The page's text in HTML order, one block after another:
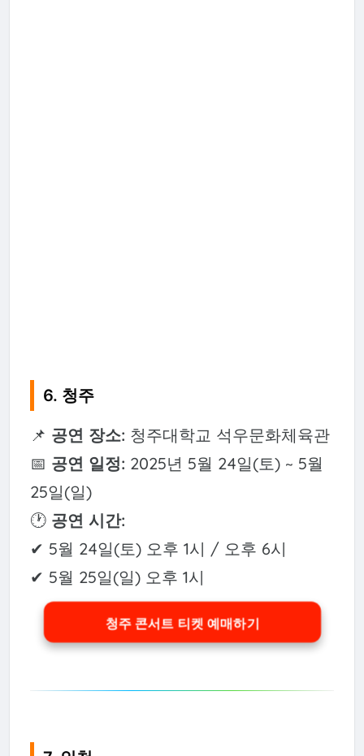
6. 청주
📌 공연 장소: 청주대학교 석우문화체육관
📅 공연 일정: 2025년 5월 24일(토) ~ 5월
25일(일)
🕐 공연 시간:
✔ 5월 24일(토) 오후 1시 / 오후 6시
✔ 5월 25일(일) 오후 1시
청주 콘서트 티켓 예매하기